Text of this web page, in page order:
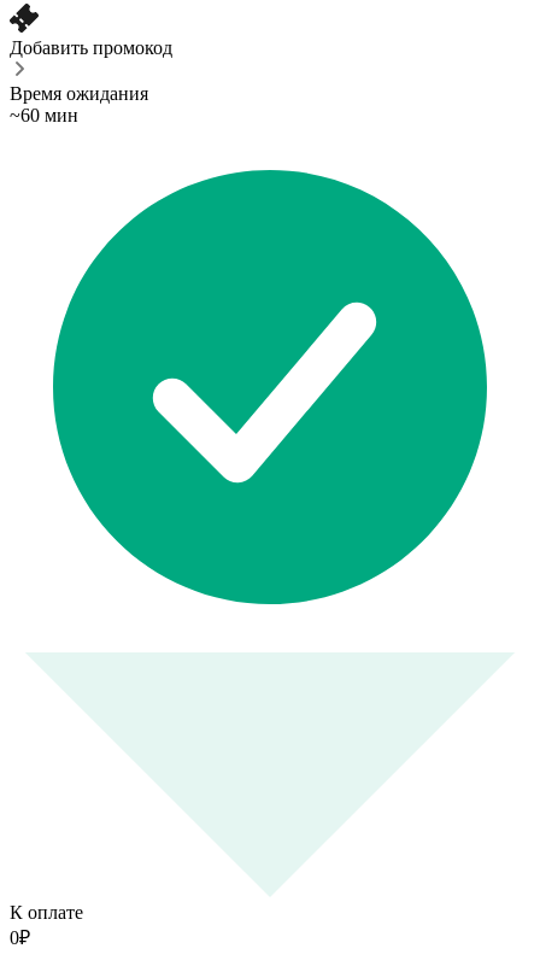
Добавить промокод
Время ожидания
~60 мин
К оплате
0₽